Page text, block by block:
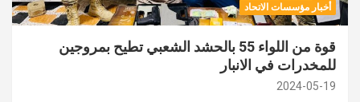
أخبار مؤسسات الاتحاد
قوة من اللواء 55 بالحشد الشعبي تطيح بمروجين
للمخدرات في الانبار
2024-05-19